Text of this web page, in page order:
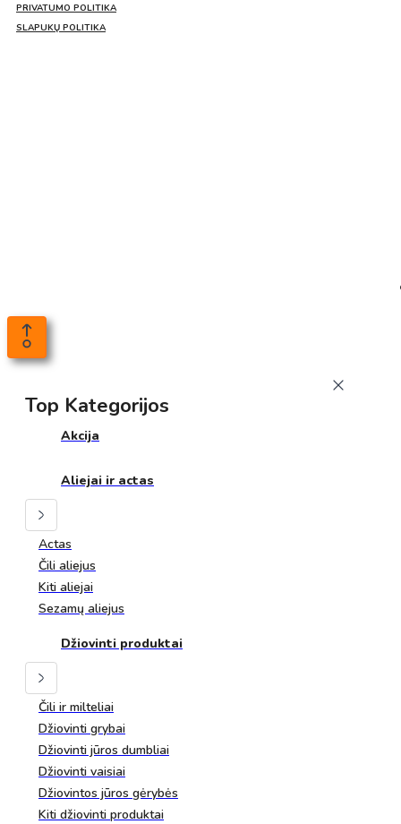
PRIVATUMO POLITIKA
SLAPUKŲ POLITIKA
Top Kategorijos
Akcija
Aliejai ir actas
Actas
Čili aliejus
Kiti aliejai
Sezamų aliejus
Džiovinti produktai
Čili ir milteliai
Džiovinti grybai
Džiovinti jūros dumbliai
Džiovinti vaisiai
Džiovintos jūros gėrybės
Kiti džiovinti produktai